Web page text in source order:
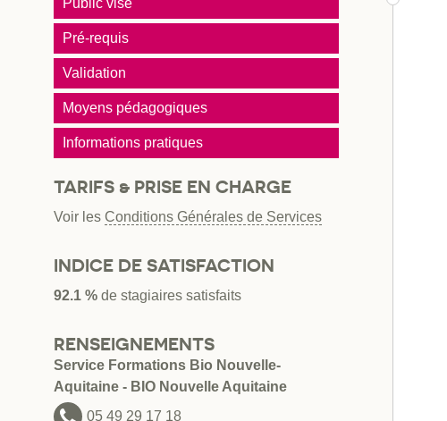
Public visé
Pré-requis
Validation
Moyens pédagogiques
Informations pratiques
TARIFS & PRISE EN CHARGE
Voir les Conditions Générales de Services
INDICE DE SATISFACTION
92.1 % de stagiaires satisfaits
RENSEIGNEMENTS
Service Formations Bio Nouvelle-
Aquitaine - BIO Nouvelle Aquitaine
05 49 29 17 18